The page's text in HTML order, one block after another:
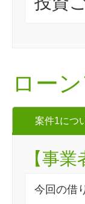
ロー
案件1につ
【事
今回の借